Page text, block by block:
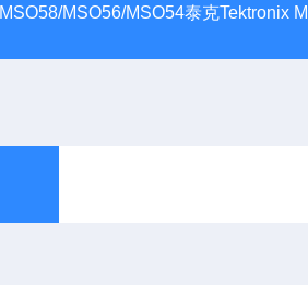
MSO58/MSO56/MSO54泰克Tektronix